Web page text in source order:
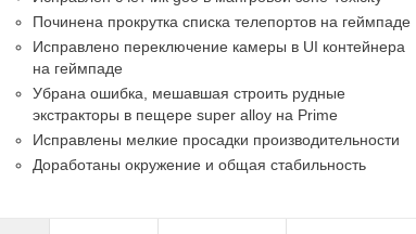
Починена прокрутка списка телепортов на геймпаде
Исправлено переключение камеры в UI контейнера
на геймпаде
Убрана ошибка, мешавшая строить рудные
экстракторы в пещере super alloy на Prime
Исправлены мелкие просадки производительности
Доработаны окружение и общая стабильность